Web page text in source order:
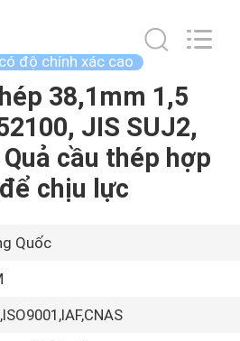
độ chính xác cao
38,1mm 1,5
JIS SUJ2,
cầu thép hợp
chịu lực
Quốc